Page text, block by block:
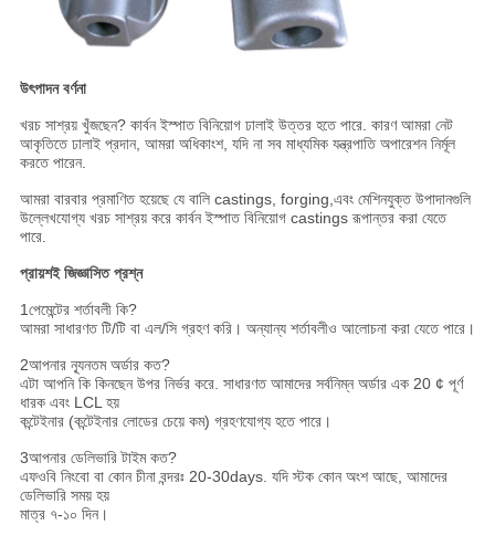
উৎপাদন বর্ণনা
খরচ সাশ্রয় খুঁজছেন? কার্বন ইস্পাত বিনিয়োগ ঢালাই উত্তর হতে পারে. কারণ আমরা নেট
আকৃতিতে ঢালাই প্রদান, আমরা অধিকাংশ, যদি না সব মাধ্যমিক যন্ত্রপাতি অপারেশন নির্মূল
করতে পারেন.
আমরা বারবার প্রমাণিত হয়েছে যে বালি castings, forging,এবং মেশিনযুক্ত উপাদানগুলি
উল্লেখযোগ্য খরচ সাশ্রয় করে কার্বন ইস্পাত বিনিয়োগ castings রূপান্তর করা যেতে
পারে.
প্রায়শই জিজ্ঞাসিত প্রশ্ন
1পেমেন্টের শর্তাবলী কি?
আমরা সাধারণত টি/টি বা এল/সি গ্রহণ করি। অন্যান্য শর্তাবলীও আলোচনা করা যেতে পারে।
2আপনার ন্যূনতম অর্ডার কত?
এটা আপনি কি কিনছেন উপর নির্ভর করে. সাধারণত আমাদের সর্বনিম্ন অর্ডার এক 20 ¢ পূর্ণ
ধারক এবং LCL হয়
কন্টেইনার (কন্টেইনার লোডের চেয়ে কম) গ্রহণযোগ্য হতে পারে।
3আপনার ডেলিভারি টাইম কত?
এফওবি নিংবো বা কোন চীনা বন্দরঃ 20-30days. যদি স্টক কোন অংশ আছে, আমাদের
ডেলিভারি সময় হয়
মাত্র ৭-১০ দিন।